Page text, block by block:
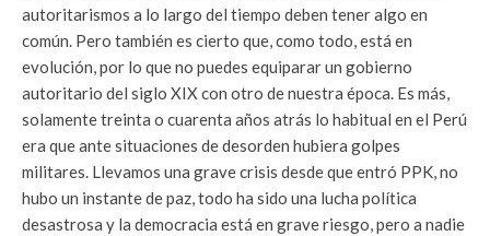
autoritarismos a lo largo del tiempo deben tener algo en
común. Pero también es cierto que, como todo, está en
evolución, por lo que no puedes equiparar un gobierno
autoritario del siglo XIX con otro de nuestra época. Es más,
solamente treinta o cuarenta años atrás lo habitual en el Perú
era que ante situaciones de desorden hubiera golpes
militares. Llevamos una grave crisis desde que entró PPK, no
hubo un instante de paz, todo ha sido una lucha política
desastrosa y la democracia está en grave riesgo, pero a nadie